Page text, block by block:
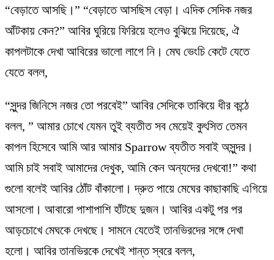
“বেড়াতে আসছি।” “বেড়াতে আসছিস বেড়া। এদিক সেদিক নজর
আঁটকায় কেন?” আবির ঘুরিয়ে ফিরিয়ে হলেও বুঝিয়ে দিয়েছে, ঐ
কাপলটাকে দেখা আবিরের ভালো লাগে নি। মেঘ ভেংচি কেটে যেতে
যেতে বলল,
“সুন্দর জিনিসে নজর তো পরবেই” আবির সেদিকে তাকিয়ে ধীর কন্ঠে
বলল, ” আমার চোখে যেমন তুই ব্যতীত সব মেয়েই কুৎসিত তেমন
কাপল হিসেবে আমি আর আমার Sparrow ব্যতীত সবাই অসুন্দর।
আমি চাই সবাই আমাদের দেখুক, আমি কেন অন্যদের দেখবো!” কথা
গুলো বলেই আবির ঠোঁট বাঁকালো। দ্রুত পায়ে মেঘের কাছাকাছি এগিয়ে
আসলো। আবারো পাশাপাশি হাঁটছে দুজন। আবির একটু পর পর
আড়চোখে মেঘকে দেখছে। সামনে যেতেই তানভিরদের সঙ্গে দেখা
হলো। আবির তানভিরকে দেখেই শান্ত স্বরে বলল,